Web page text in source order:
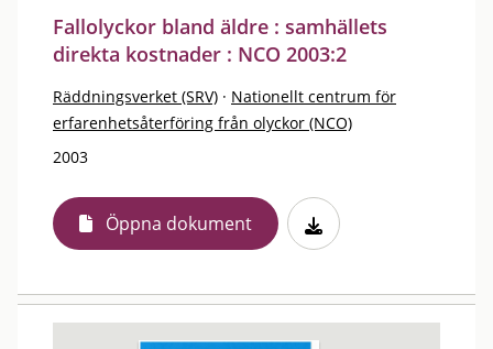
Fallolyckor bland äldre : samhällets
direkta kostnader : NCO 2003:2
Räddningsverket (SRV) · Nationellt centrum för
erfarenhetsåterföring från olyckor (NCO)
2003
Öppna dokument